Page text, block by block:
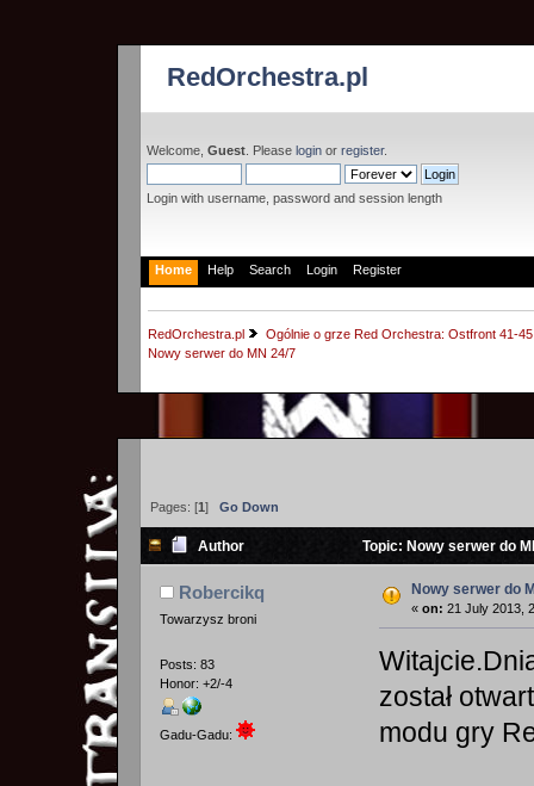
RedOrchestra.pl
Welcome, Guest. Please login or register.
Login with username, password and session length
Home Help Search Login Register
RedOrchestra.pl
Ogólnie o grze Red Orchestra: Ostfront 41-45
Nowy serwer do MN 24/7
Pages: [1] Go Down
Author Topic: Nowy serwer do
Robercikq
Towarzysz broni
Posts: 83
Honor: +2/-4
Gadu-Gadu:
Nowy serwer do
« on: 21 July 2013,
został
modu gry